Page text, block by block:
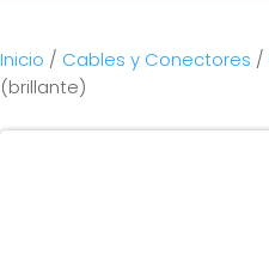
Inicio / Cables y Conectores /
(brillante)